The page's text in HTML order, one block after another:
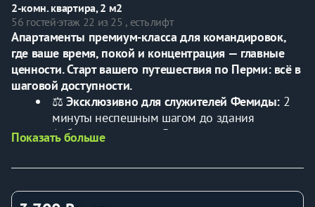
2-комн. квартира, 2 м2
56 гостей·этаж 22 из 25 , есть лифт
Апартаменты премиум-класса для командировок,
где ваше время, покой и концентрация — главные
ценности. Старт вашего путешествия по Перми: всё в
шаговой доступности.
⚖️ Эксклюзивно для служителей Фемиды: 2
минуты неспешным шагом до здания
Арбитражного суда. Ваше время дорого.
пешком (5 минут на транспорте) от выхода с
Показать больше